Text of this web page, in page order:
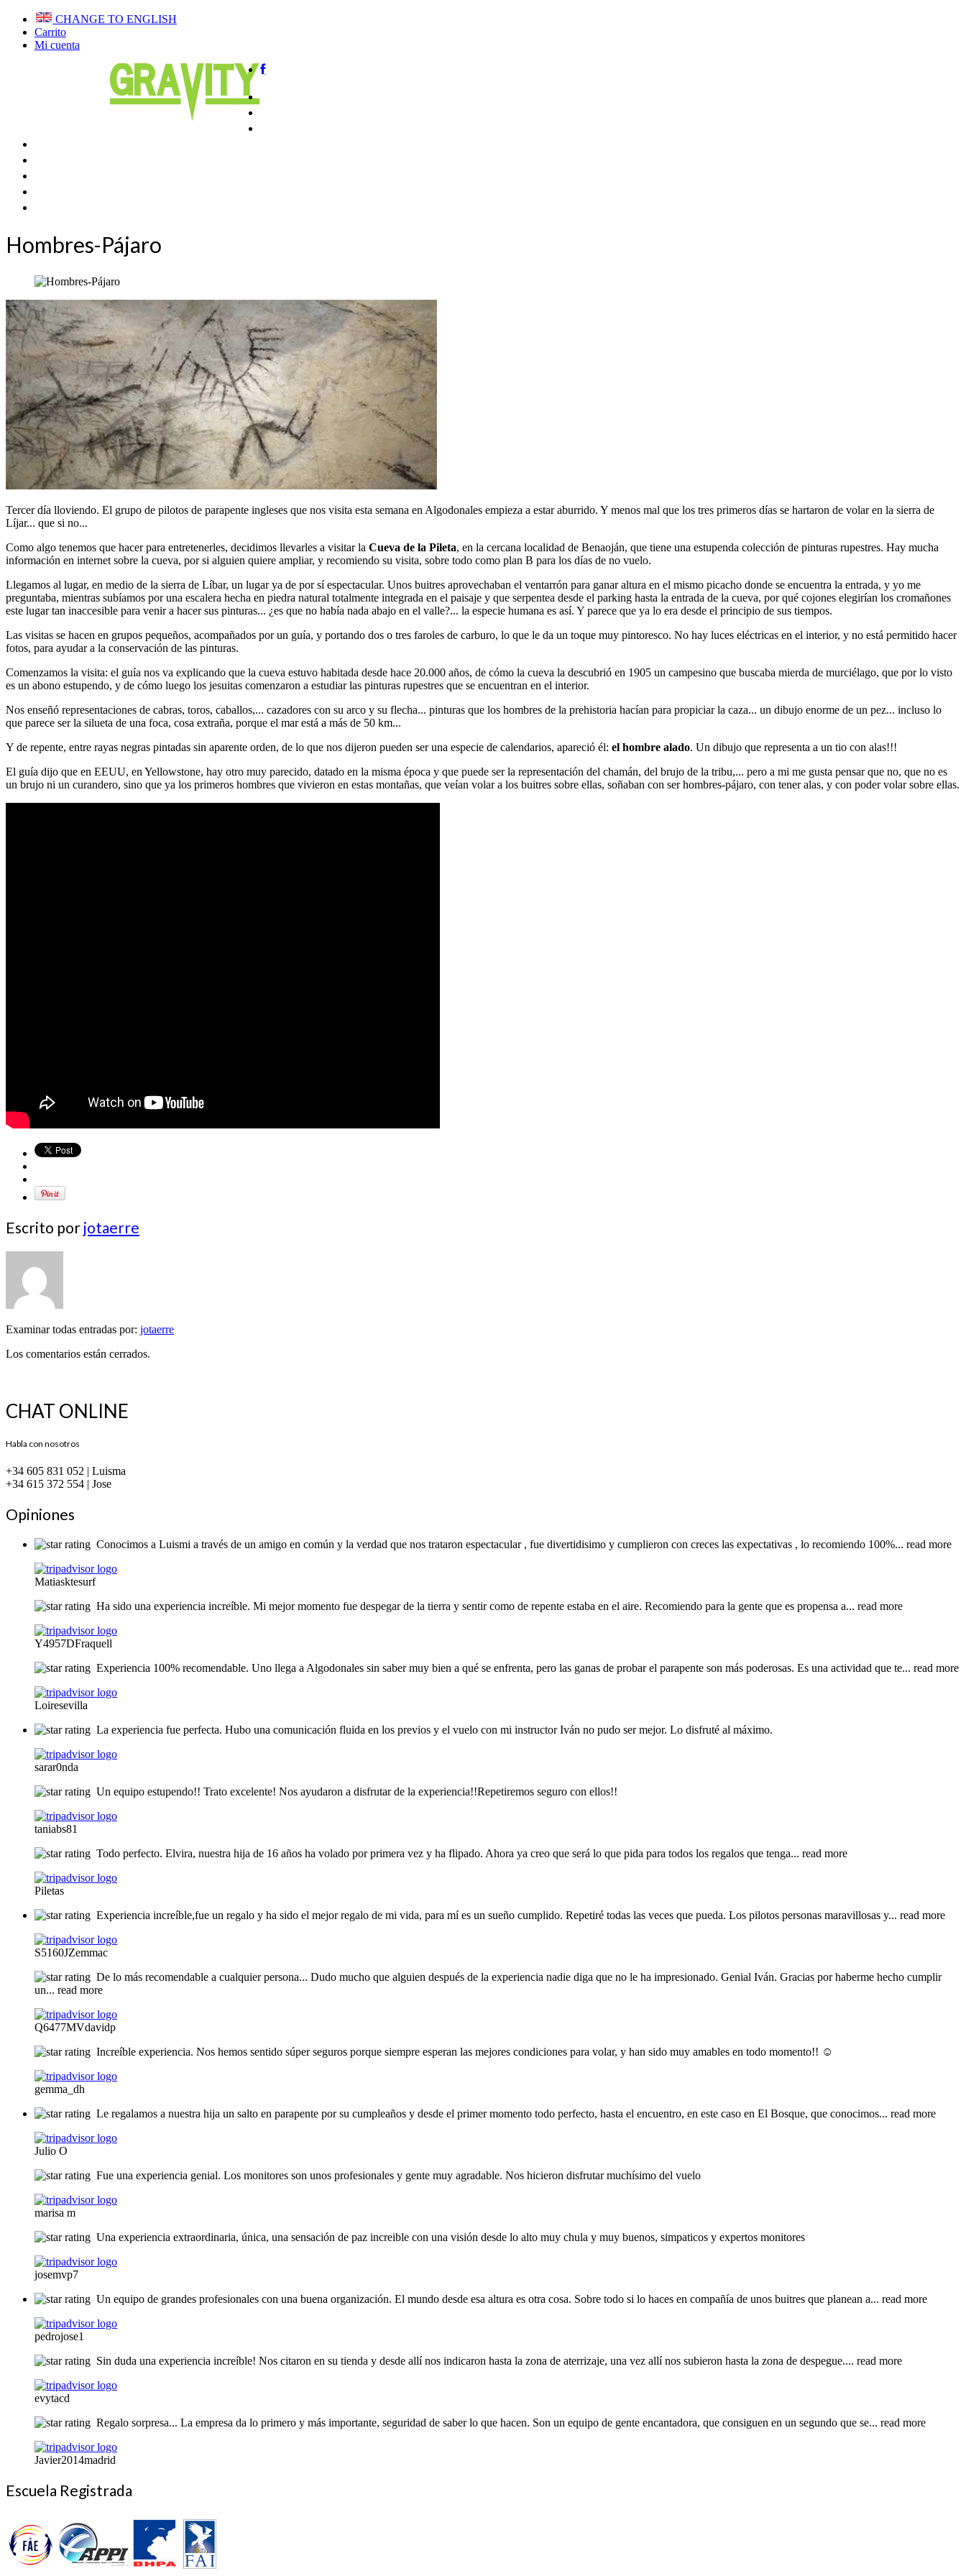
CHANGE TO ENGLISH
Carrito
Mi cuenta
Hombres-Pájaro
Tercer día lloviendo. El grupo de pilotos de parapente ingleses que nos visita esta semana en Algodonales empieza a estar aburrido. Y menos mal que los tres primeros días se hartaron de volar en la sierra de
Líjar... que si no...
Como algo tenemos que hacer para entretenerles, decidimos llevarles a visitar la Cueva de la Pileta, en la cercana localidad de Benaoján, que tiene una estupenda colección de pinturas rupestres. Hay mucha
información en internet sobre la cueva, por si alguien quiere ampliar, y recomiendo su visita, sobre todo como plan B para los días de no vuelo.
Llegamos al lugar, en medio de la sierra de Líbar, un lugar ya de por sí espectacular. Unos buitres aprovechaban el ventarrón para ganar altura en el mismo picacho donde se encuentra la entrada, y yo me
preguntaba, mientras subíamos por una escalera hecha en piedra natural totalmente integrada en el paisaje y que serpentea desde el parking hasta la entrada de la cueva, por qué cojones elegirían los cromañones
este lugar tan inaccesible para venir a hacer sus pinturas... ¿es que no había nada abajo en el valle?... la especie humana es así. Y parece que ya lo era desde el principio de sus tiempos.
Las visitas se hacen en grupos pequeños, acompañados por un guía, y portando dos o tres faroles de carburo, lo que le da un toque muy pintoresco. No hay luces eléctricas en el interior, y no está permitido hacer
fotos, para ayudar a la conservación de las pinturas.
Comenzamos la visita: el guía nos va explicando que la cueva estuvo habitada desde hace 20.000 años, de cómo la cueva la descubrió en 1905 un campesino que buscaba mierda de murciélago, que por lo visto
es un abono estupendo, y de cómo luego los jesuitas comenzaron a estudiar las pinturas rupestres que se encuentran en el interior.
Nos enseñó representaciones de cabras, toros, caballos,... cazadores con su arco y su flecha... pinturas que los hombres de la prehistoria hacían para propiciar la caza... un dibujo enorme de un pez... incluso lo
que parece ser la silueta de una foca, cosa extraña, porque el mar está a más de 50 km...
Y de repente, entre rayas negras pintadas sin aparente orden, de lo que nos dijeron pueden ser una especie de calendarios, apareció él: el hombre alado. Un dibujo que representa a un tio con alas!!!
El guía dijo que en EEUU, en Yellowstone, hay otro muy parecido, datado en la misma época y que puede ser la representación del chamán, del brujo de la tribu,... pero a mi me gusta pensar que no, que no es
un brujo ni un curandero, sino que ya los primeros hombres que vivieron en estas montañas, que veían volar a los buitres sobre ellas, soñaban con ser hombres-pájaro, con tener alas, y con poder volar sobre ellas.
Escrito por jotaerre
Examinar todas entradas por: jotaerre
Los comentarios están cerrados.
CHAT ONLINE
Habla con nosotros
+34 605 831 052 | Luisma
+34 615 372 554 | Jose
Opiniones
Conocimos a Luismi a través de un amigo en común y la verdad que nos trataron espectacular , fue divertidisimo y cumplieron con creces las expectativas , lo recomiendo 100%... read more
Matiasktesurf
Ha sido una experiencia increíble. Mi mejor momento fue despegar de la tierra y sentir como de repente estaba en el aire. Recomiendo para la gente que es propensa a... read more
Y4957DFraquell
Experiencia 100% recomendable. Uno llega a Algodonales sin saber muy bien a qué se enfrenta, pero las ganas de probar el parapente son más poderosas. Es una actividad que te... read more
Loiresevilla
La experiencia fue perfecta. Hubo una comunicación fluida en los previos y el vuelo con mi instructor Iván no pudo ser mejor. Lo disfruté al máximo.
sarar0nda
Un equipo estupendo!! Trato excelente! Nos ayudaron a disfrutar de la experiencia!!Repetiremos seguro con ellos!!
taniabs81
Todo perfecto. Elvira, nuestra hija de 16 años ha volado por primera vez y ha flipado. Ahora ya creo que será lo que pida para todos los regalos que tenga... read more
Piletas
Experiencia increíble,fue un regalo y ha sido el mejor regalo de mi vida, para mí es un sueño cumplido. Repetiré todas las veces que pueda. Los pilotos personas maravillosas y... read more
S5160JZemmac
De lo más recomendable a cualquier persona... Dudo mucho que alguien después de la experiencia nadie diga que no le ha impresionado. Genial Iván. Gracias por haberme hecho cumplir
un... read more
Q6477MVdavidp
Increíble experiencia. Nos hemos sentido súper seguros porque siempre esperan las mejores condiciones para volar, y han sido muy amables en todo momento!! ☺️
gemma_dh
Le regalamos a nuestra hija un salto en parapente por su cumpleaños y desde el primer momento todo perfecto, hasta el encuentro, en este caso en El Bosque, que conocimos... read more
Julio O
Fue una experiencia genial. Los monitores son unos profesionales y gente muy agradable. Nos hicieron disfrutar muchísimo del vuelo
marisa m
Una experiencia extraordinaria, única, una sensación de paz increible con una visión desde lo alto muy chula y muy buenos, simpaticos y expertos monitores
josemvp7
Un equipo de grandes profesionales con una buena organización. El mundo desde esa altura es otra cosa. Sobre todo si lo haces en compañía de unos buitres que planean a... read more
pedrojose1
Sin duda una experiencia increíble! Nos citaron en su tienda y desde allí nos indicaron hasta la zona de aterrizaje, una vez allí nos subieron hasta la zona de despegue.... read more
evytacd
Regalo sorpresa... La empresa da lo primero y más importante, seguridad de saber lo que hacen. Son un equipo de gente encantadora, que consiguen en un segundo que se... read more
Javier2014madrid
Escuela Registrada